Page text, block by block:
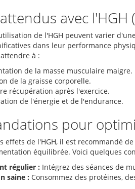
avec
de l'HGH peuvent varier
dans leur performance
à :
de la masse musculaire maigre.
de la graisse corporelle.
récupération après l'exercice.
de l'énergie et de l'endurance.
pour
effets de l'HGH, il est recommandé
équilibrée. Voici quelques
régulier : Intégrez des séances de
saine : Consommez des protéines,